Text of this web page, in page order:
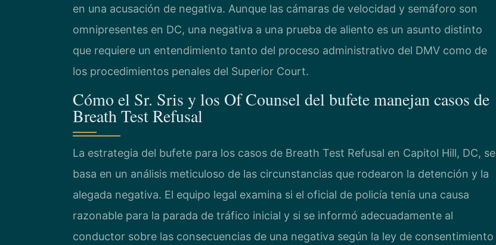
en una acusación de negativa. Aunque las cámaras de velocidad y semáforo son
omnipresentes en DC, una negativa a una prueba de aliento es un asunto distinto
que requiere un entendimiento tanto del proceso administrativo del DMV como de
los procedimientos penales del Superior Court.
Cómo el Sr. Sris y los Of Counsel del bufete manejan casos de
Breath Test Refusal
La estrategia del bufete para los casos de Breath Test Refusal en Capitol Hill, DC, se
basa en un análisis meticuloso de las circunstancias que rodearon la detención y la
alegada negativa. El equipo legal examina si el oficial de policía tenía una causa
razonable para la parada de tráfico inicial y si se informó adecuadamente al
conductor sobre las consecuencias de una negativa según la ley de consentimiento